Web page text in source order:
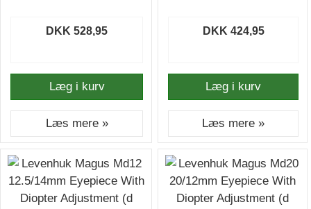
DKK 528,95
Læg i kurv
Læs mere »
DKK 424,95
Læg i kurv
Læs mere »